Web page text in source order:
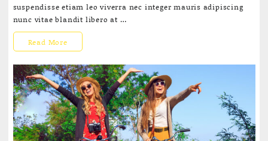
suspendisse etiam leo viverra nec integer mauris adipiscing
nunc vitae blandit libero at …
Post
Style
4
Read More